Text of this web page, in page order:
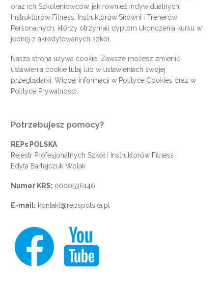
oraz ich Szkoleniowców, jak również indywidualnych
Instruktorów Fitness, Instruktorów Siłowni i Trenerów
Personalnych, którzy otrzymali dyplom ukończenia kursu w
jednej z akredytowanych szkół.
Nasza strona używa cookie. Zawsze możesz zmienić
ustawienia cookietutaj lub w ustawieniach swojej
przeglądarki. Więcej informacji w Polityce Cookies oraz w
Polityce Prywatności
Potrzebujesz pomocy?
REPs POLSKA
Rejestr Profesjonalnych Szkół i Instruktorów Fitness
Edyta Bartejczuk Wolak
Numer KRS: 0000536146
E-mail: kontakt@repspolska.pl